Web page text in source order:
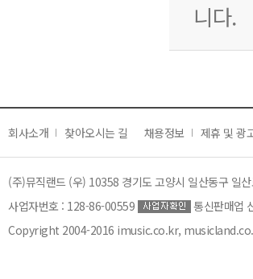
니다.
회사소개 찾아오시는 길 채용정보 제휴 및 광
(주)뮤직랜드 (우) 10358 경기도 고양시 일산동구 일
사업자번호 : 128-86-00559
통신판매업
Copyright 2004-2016 imusic.co.kr,